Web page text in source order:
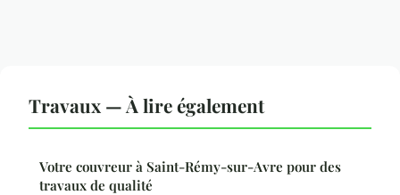
Travaux — À lire également
Votre couvreur à Saint-Rémy-sur-Avre pour des
travaux de qualité